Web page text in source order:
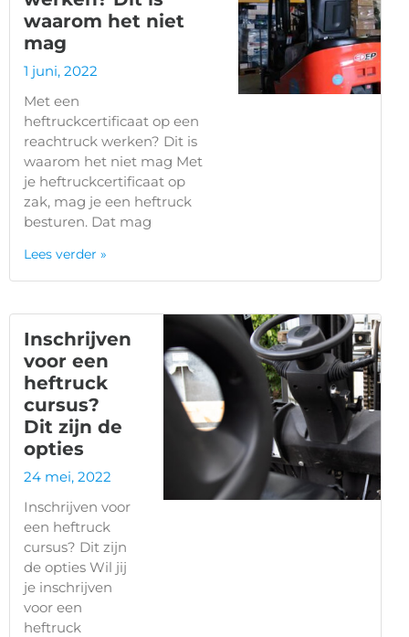
waarom het niet
mag
1 juni, 2022
Met een
heftruckcertificaat op een
reachtruck werken? Dit is
waarom het niet mag Met
je heftruckcertificaat op
zak, mag je een heftruck
besturen. Dat mag
Lees verder »
Inschrijven
voor een
heftruck
cursus?
Dit zijn de
opties
24 mei, 2022
Inschrijven voor
een heftruck
cursus? Dit zijn
de opties Wil jij
je inschrijven
voor een
heftruck